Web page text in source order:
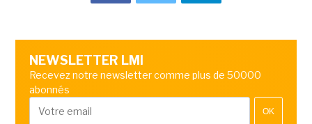
NEWSLETTER LMI
Recevez notre newsletter comme plus de 50000
abonnés
OK